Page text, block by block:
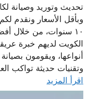
تحديث وتوريد وصيانة
وبأقل الأسعار ونقدم
١٠ سنوات، من خلال
الكويت لديهم خبرة
أنواعها، ويقومون
وتقنيات حديثة تواكب
اقرأ المزيد